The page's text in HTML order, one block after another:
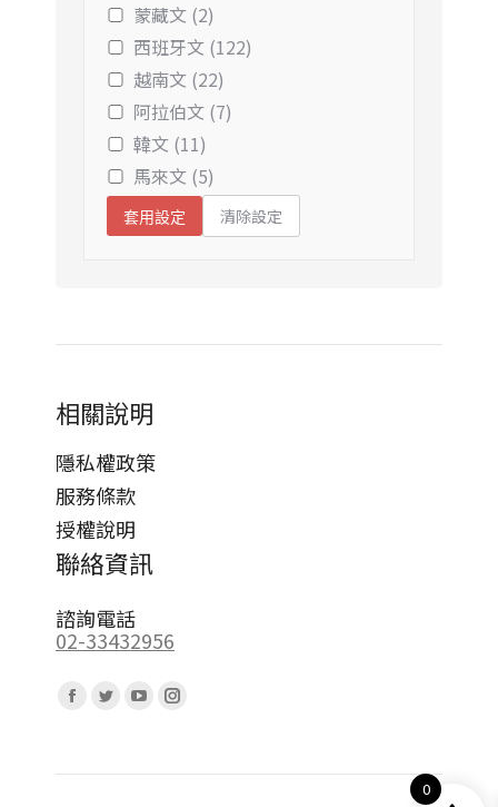
蒙藏文 (2)
西班牙文 (122)
越南文 (22)
阿拉伯文 (7)
韓文 (11)
馬來文 (5)
套用設定 清除設定
相關說明
隱私權政策
服務條款
授權說明
聯絡資訊
諮詢電話
02-33432956
Facebook
opens
Twitter
opens
YouTube
opens
Instagram
opens
0